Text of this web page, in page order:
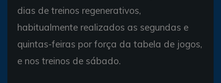
dias de treinos regenerativos,
habitualmente realizados as segundas e
quintas-feiras por força da tabela de jogos,
e nos treinos de sábado.